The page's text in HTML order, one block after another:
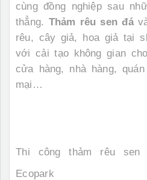
cùng đồng nghiệp sau
thẳng. Thảm rêu sen đá
rêu, cây giả, hoa giả tại
với cải tạo không gian
cửa hàng, nhà hàng,
mại…
Thi công thảm rêu sen
Ecopark